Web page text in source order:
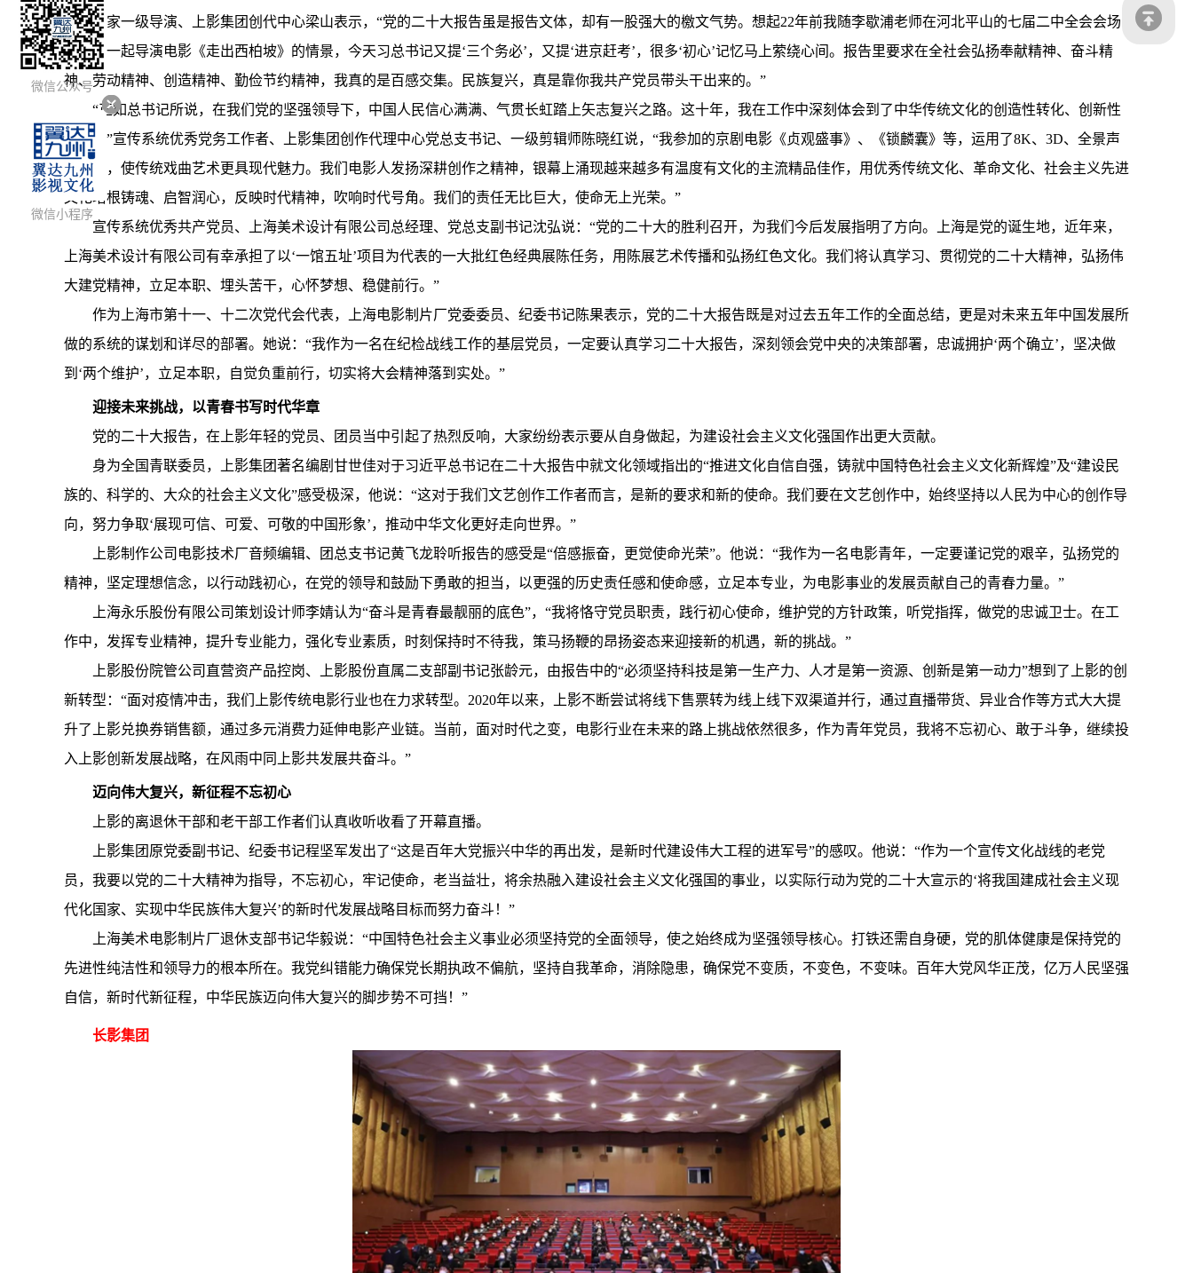
国家一级导演、上影集团创代中心梁山表示，“党的二十大报告虽是报告文体，却有一股强大的檄文气势。想起22年前我随李歇浦老师在河北平山的七届二中全会会场
原址里一起导演电影《走出西柏坡》的情景，今天习总书记又提‘三个务必’，又提‘进京赶考’，很多‘初心’记忆马上萦绕心间。报告里要求在全社会弘扬奉献精神、奋斗精
神、劳动精神、创造精神、勤俭节约精神，我真的是百感交集。民族复兴，真是靠你我共产党员带头干出来的。”
“正如总书记所说，在我们党的坚强领导下，中国人民信心满满、气贯长虹踏上矢志复兴之路。这十年，我在工作中深刻体会到了中华传统文化的创造性转化、创新性
发展。”宣传系统优秀党务工作者、上影集团创作代理中心党总支书记、一级剪辑师陈晓红说，“我参加的京剧电影《贞观盛事》、《锁麟囊》等，运用了8K、3D、全景声
等技术，使传统戏曲艺术更具现代魅力。我们电影人发扬深耕创作之精神，银幕上涌现越来越多有温度有文化的主流精品佳作，用优秀传统文化、革命文化、社会主义先进
文化培根铸魂、启智润心，反映时代精神，吹响时代号角。我们的责任无比巨大，使命无上光荣。”
宣传系统优秀共产党员、上海美术设计有限公司总经理、党总支副书记沈弘说：“党的二十大的胜利召开，为我们今后发展指明了方向。上海是党的诞生地，近年来，
上海美术设计有限公司有幸承担了以‘一馆五址’项目为代表的一大批红色经典展陈任务，用陈展艺术传播和弘扬红色文化。我们将认真学习、贯彻党的二十大精神，弘扬伟
大建党精神，立足本职、埋头苦干，心怀梦想、稳健前行。”
作为上海市第十一、十二次党代会代表，上海电影制片厂党委委员、纪委书记陈果表示，党的二十大报告既是对过去五年工作的全面总结，更是对未来五年中国发展所
做的系统的谋划和详尽的部署。她说：“我作为一名在纪检战线工作的基层党员，一定要认真学习二十大报告，深刻领会党中央的决策部署，忠诚拥护‘两个确立’，坚决做
到‘两个维护’，立足本职，自觉负重前行，切实将大会精神落到实处。”
迎接未来挑战，以青春书写时代华章
党的二十大报告，在上影年轻的党员、团员当中引起了热烈反响，大家纷纷表示要从自身做起，为建设社会主义文化强国作出更大贡献。
身为全国青联委员，上影集团著名编剧甘世佳对于习近平总书记在二十大报告中就文化领域指出的“推进文化自信自强，铸就中国特色社会主义文化新辉煌”及“建设民
族的、科学的、大众的社会主义文化”感受极深，他说：“这对于我们文艺创作工作者而言，是新的要求和新的使命。我们要在文艺创作中，始终坚持以人民为中心的创作导
向，努力争取‘展现可信、可爱、可敬的中国形象’，推动中华文化更好走向世界。”
上影制作公司电影技术厂音频编辑、团总支书记黄飞龙聆听报告的感受是“倍感振奋，更觉使命光荣”。他说：“我作为一名电影青年，一定要谨记党的艰辛，弘扬党的
精神，坚定理想信念，以行动践初心，在党的领导和鼓励下勇敢的担当，以更强的历史责任感和使命感，立足本专业，为电影事业的发展贡献自己的青春力量。”
上海永乐股份有限公司策划设计师李婧认为“奋斗是青春最靓丽的底色”，“我将恪守党员职责，践行初心使命，维护党的方针政策，听党指挥，做党的忠诚卫士。在工
作中，发挥专业精神，提升专业能力，强化专业素质，时刻保持时不待我，策马扬鞭的昂扬姿态来迎接新的机遇，新的挑战。”
上影股份院管公司直营资产品控岗、上影股份直属二支部副书记张龄元，由报告中的“必须坚持科技是第一生产力、人才是第一资源、创新是第一动力”想到了上影的创
新转型：“面对疫情冲击，我们上影传统电影行业也在力求转型。2020年以来，上影不断尝试将线下售票转为线上线下双渠道并行，通过直播带货、异业合作等方式大大提
升了上影兑换券销售额，通过多元消费力延伸电影产业链。当前，面对时代之变，电影行业在未来的路上挑战依然很多，作为青年党员，我将不忘初心、敢于斗争，继续投
入上影创新发展战略，在风雨中同上影共发展共奋斗。”
迈向伟大复兴，新征程不忘初心
上影的离退休干部和老干部工作者们认真收听收看了开幕直播。
上影集团原党委副书记、纪委书记程坚军发出了“这是百年大党振兴中华的再出发，是新时代建设伟大工程的进军号”的感叹。他说：“作为一个宣传文化战线的老党
员，我要以党的二十大精神为指导，不忘初心，牢记使命，老当益壮，将余热融入建设社会主义文化强国的事业，以实际行动为党的二十大宣示的‘将我国建成社会主义现
代化国家、实现中华民族伟大复兴’的新时代发展战略目标而努力奋斗！”
上海美术电影制片厂退休支部书记华毅说：“中国特色社会主义事业必须坚持党的全面领导，使之始终成为坚强领导核心。打铁还需自身硬，党的肌体健康是保持党的
先进性纯洁性和领导力的根本所在。我党纠错能力确保党长期执政不偏航，坚持自我革命，消除隐患，确保党不变质，不变色，不变味。百年大党风华正茂，亿万人民坚强
自信，新时代新征程，中华民族迈向伟大复兴的脚步势不可挡！”
长影集团
微信公众号
微信小程序